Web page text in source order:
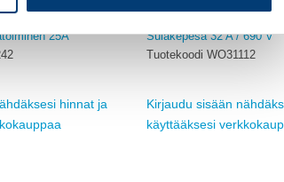
25A
hinnat ja
Sulakepesä 32 A / 690 V
Tuotekoodi WO31112
Kirjaudu sisään
käyttääksesi